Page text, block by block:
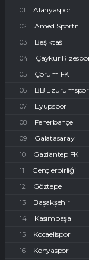
Alanyaspor
Amed Sportif
Beşiktaş
Çaykur
Çorum FK
BB Ezurumspor
Eyüpspor
Fenerbahçe
Galatasaray
Gaziantep FK
Gençlerbirliği
Göztepe
Başakşehir
Kasımpaşa
Kocaelispor
Konyaspor